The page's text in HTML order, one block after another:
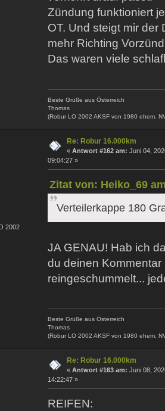
Zündung funktioniert
OT. Und steigt mir der
mehr Richting
Das waren viele
Beste Grüße aus Österreich
Thomas
(Robur LO 2002 AKSF von 1980 ehem.
2002
Re: Robur 16.000km
« Antwort #162 am: Juni 04,
09:04:27 »
Zitat von: Heiko_69
Verteilerkappe 180
JA GENAU! Hab ich
du deinen Kommentar
reingeschummelt...
Beste Grüße aus Österreich
Thomas
(Robur LO 2002 AKSF von 1980 ehem.
Re: Robur 16.000km
« Antwort #163 am: Juni 08,
14:22:47 »
REIFEN: